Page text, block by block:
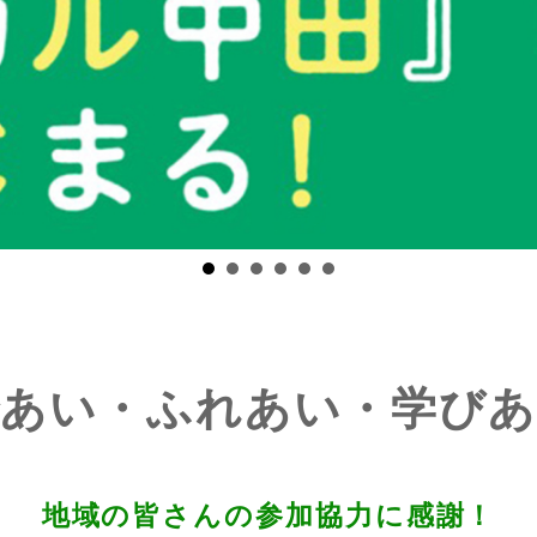
い・ふれあい・学び
地域の皆さんの参加協力に感謝！